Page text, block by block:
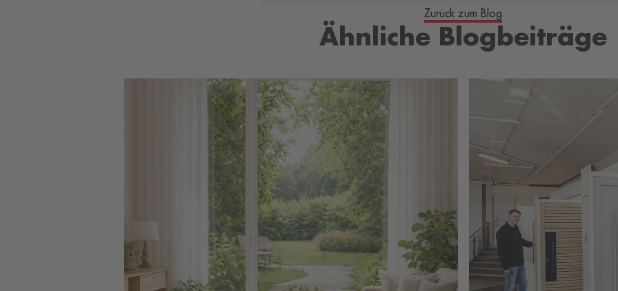
Zurück zum Blog
Ähnliche Blogbeiträge